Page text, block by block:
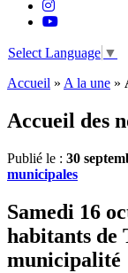
Select Language ▼
Accueil » A la une »
Accueil des
Publié le : 30
municipales
Samedi 16
habitants
municipalité